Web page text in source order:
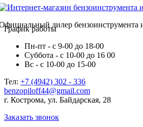
дилер бензоинструмента
График работы
Пн-пт - с 9-00 до 18-00
Суббота - с 10-00 до 16 00
Вс - с 10-00 до 15-00
Тел: +7 (4942) 302 - 336
benzopiloff44@gmail.com
г. Кострома, ул. Байдарская, 28
Заказать звонок